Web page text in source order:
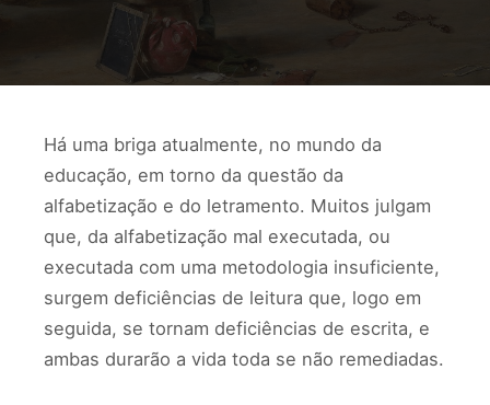
Há uma briga atualmente, no mundo da
educação, em torno da questão da
alfabetização e do letramento. Muitos julgam
que, da alfabetização mal executada, ou
executada com uma metodologia insuficiente,
surgem deficiências de leitura que, logo em
seguida, se tornam deficiências de escrita, e
ambas durarão a vida toda se não remediadas.